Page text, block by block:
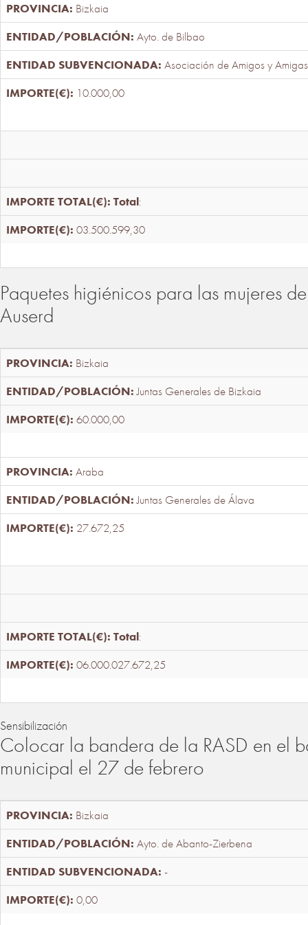
Bizkaia
Ayto. de Bilbao
Asociación de Amigos y
10.000,00
Total:
03.500.599,30
Paquetes higiénicos para las mujeres
Auserd
Bizkaia
Juntas Generales de Bizkaia
60.000,00
Araba
Juntas Generales de Álava
27.672,25
Total:
06.000.027.672,25
Sensibilización
Colocar la bandera de la RASD en el
municipal el 27 de febrero
Bizkaia
Ayto. de Abanto-Zierbena
-
0,00